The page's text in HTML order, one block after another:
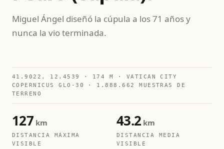
Miguel Ángel diseñó la cúpula a los 71 años y
nunca la vio terminada.
41.9022, 12.4539 · 174 M · VATICAN CITY
COPERNICUS GLO-30 · 1.888.662 MUESTRAS DE
TERRENO
127 km
DISTANCIA MÁXIMA
VISIBLE
43.2 km
DISTANCIA MEDIA
VISIBLE